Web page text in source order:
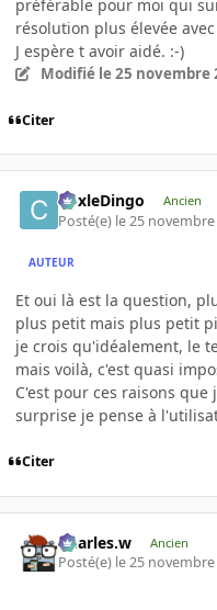
préférable pour moi qui
résolution plus élevée
J espère t avoir aidé. :-)
Modifié le 25 novembre
Citer
CoxleDingo Ancien
Posté(e) le 25 novembre
AUTEUR
Et oui là est la question,
plus petit mais plus petit
je crois qu'idéalement, le
mais voilà, c'est quasi
C'est pour ces raisons
surprise je pense à
Citer
Charles.w Ancien
Posté(e) le 25 novembre